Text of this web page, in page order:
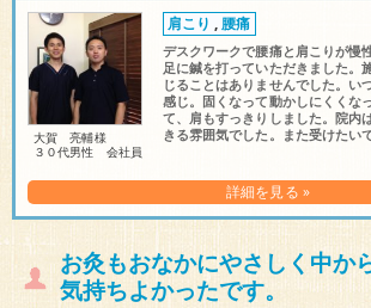
大賀 亮輔様
３０代男性 会社員
肩こり ,腰痛
デスクワークで腰痛と肩こりが慢
足に鍼を打っていただきました。
じることはありませんでした。い
感じ。固くなって動かしにくくな
て、肩もすっきりしました。院内
きる雰囲気でした。また受けたい
詳細を見る »
お灸もおなかにやさしく中か
気持ちよかったです。